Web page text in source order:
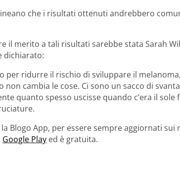
che i risultati ottenuti andrebbero
il merito a tali risultati sarebbe stata Sarah
dichiarato:
per ridurre il rischio di sviluppare il
cambia le cose. Ci sono un sacco di
quanto spesso uscisse quando c’era il sole
Blogo App, per essere sempre aggiornati sui
Google Play ed è gratuita.